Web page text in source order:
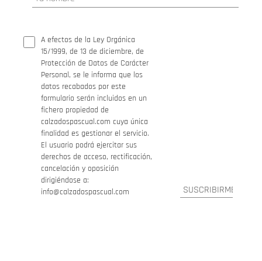
A efectos de la Ley Orgánica
15/1999, de 13 de diciembre, de
Protección de Datos de Carácter
Personal, se le informa que los
datos recabados por este
formulario serán incluidos en un
fichero propiedad de
calzadospascual.com cuya única
finalidad es gestionar el servicio.
El usuario podrá ejercitar sus
derechos de acceso, rectificación,
cancelación y oposición
dirigiéndose a:
info@calzadospascual.com